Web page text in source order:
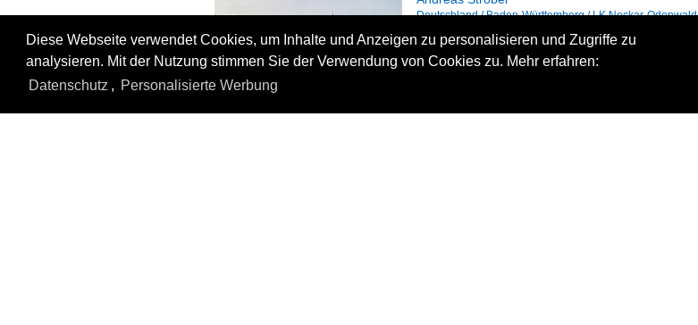
Deutschland / Baden-Württemberg / LK Neckar-Odenwald
Diese Webseite verwendet Cookies, um Inhalte und Anzeigen zu personalisieren und Zugriffe zu
analysieren. Mit der Nutzung stimmen Sie der Verwendung von Cookies zu. Mehr erfahren:
Datenschutz , Personalisierte Werbung